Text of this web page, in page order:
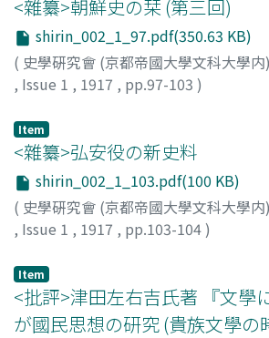
<雜纂>朝鮮史の栞 (第三回)
shirin_002_1_97.pdf(350.63 KB)
( 史學硏究會 (京都帝國大學文科大學内)
, Issue 1 , 1917 , pp.97-103 )
Item
<雜纂>弘安役の新史料
shirin_002_1_103.pdf(100 KB)
( 史學硏究會 (京都帝國大學文科大學内)
, Issue 1 , 1917 , pp.103-104)
Item
<批評>津田左右吉氏著 『文學
が國民思想の研究 (貴族文學の